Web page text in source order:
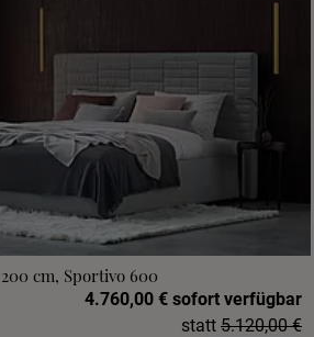
cm, Sportivo 600
4.760,00 € sofort verfügbar
statt 5.120,00 €